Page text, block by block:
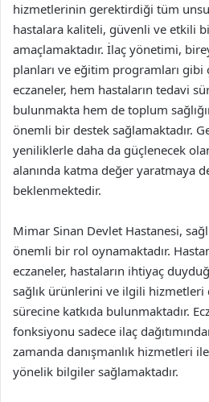
hizmetlerinin gerektirdiği tüm
hastalara kaliteli, güvenli ve etkili
amaçlamaktadır. İlaç yönetimi,
planları ve eğitim programları
eczaneler, hem hastaların tedavi
bulunmakta hem de toplum
önemli bir destek sağlamaktadır.
yeniliklerle daha da güçlenecek
alanında katma değer yaratmaya
beklenmektedir.
Mimar Sinan Devlet Hastanesi,
önemli bir rol oynamaktadır.
eczaneler, hastaların ihtiyaç
sağlık ürünlerini ve ilgili hizmetleri
sürecine katkıda bulunmaktadır.
fonksiyonu sadece ilaç
zamanda danışmanlık hizmetleri
yönelik bilgiler sağlamaktadır.